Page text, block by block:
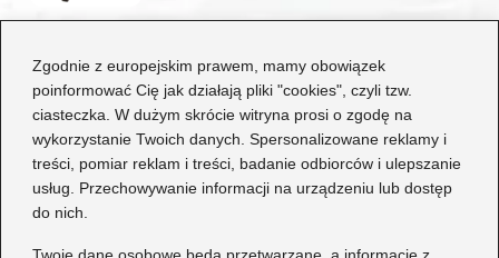
Zgodnie z europejskim prawem, mamy obowiązek
poinformować Cię jak działają pliki "cookies", czyli tzw.
ciasteczka. W dużym skrócie witryna prosi o zgodę na
wykorzystanie Twoich danych. Spersonalizowane reklamy i
treści, pomiar reklam i treści, badanie odbiorców i ulepszanie
usług. Przechowywanie informacji na urządzeniu lub dostęp
do nich.
Twoje dane osobowe będą przetwarzane, a informacje z
buty będą idealne do czarnej
koronkowej sukienki?
2026-06-29
Kategorie
Dziecko(17)